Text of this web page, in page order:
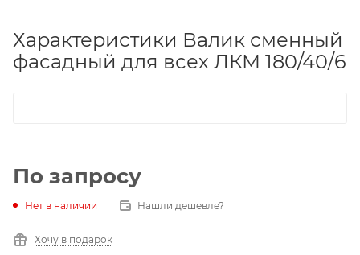
Характеристики Валик сменный
фасадный для всех ЛКМ 180/40/6
По запросу
Нет в наличии Нашли дешевле?
Хочу в подарок